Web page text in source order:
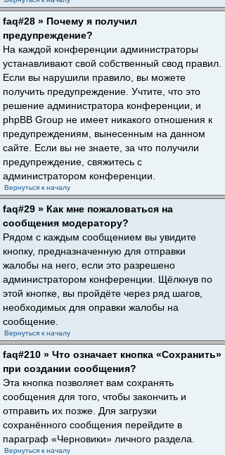
faq#28 » Почему я получил
предупреждение?
На каждой конференции администраторы
устанавливают свой собственный свод правил.
Если вы нарушили правило, вы можете
получить предупреждение. Учтите, что это
решение администратора конференции, и
phpBB Group не имеет никакого отношения к
предупреждениям, вынесенным на данном
сайте. Если вы не знаете, за что получили
предупреждение, свяжитесь с
администратором конференции.
Вернуться к началу
faq#29 » Как мне пожаловаться на
сообщения модератору?
Рядом с каждым сообщением вы увидите
кнопку, предназначенную для отправки
жалобы на него, если это разрешено
администратором конференции. Щёлкнув по
этой кнопке, вы пройдёте через ряд шагов,
необходимых для оправки жалобы на
сообщение.
Вернуться к началу
faq#210 » Что означает кнопка «Сохранить»
при создании сообщения?
Эта кнопка позволяет вам сохранять
сообщения для того, чтобы закончить и
отправить их позже. Для загрузки
сохранённого сообщения перейдите в
параграф «Черновики» личного раздела.
Вернуться к началу